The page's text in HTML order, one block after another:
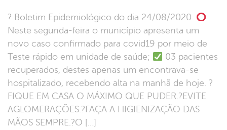
? Boletim Epidemiológico do dia 24/08/2020.
Neste segunda-feira o município apresenta um
novo caso confirmado para covid19 por meio de
Teste rápido em unidade de saúde;
03 pacientes
recuperados, destes apenas um encontrava-se
hospitalizado, recebendo alta na manhã de hoje. ?
FIQUE EM CASA O MÁXIMO QUE PUDER.?EVITE
AGLOMERAÇÕES.?FAÇA A HIGIENIZAÇÃO DAS
MÃOS SEMPRE.?O […]